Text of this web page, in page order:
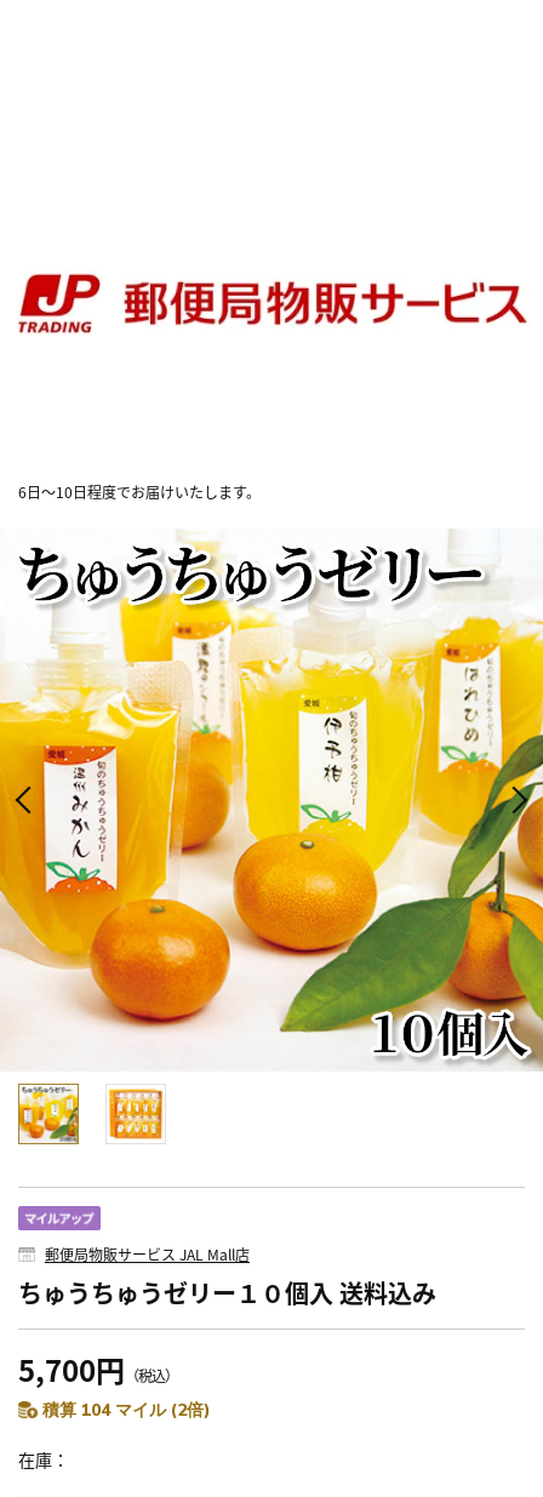
6日～10日程度でお届けいたします。
郵便局物販サービス JAL Mall店
ちゅうちゅうゼリー１０個入 送料込み
5,700円 （税込）
積算 104 マイル (2倍)
在庫